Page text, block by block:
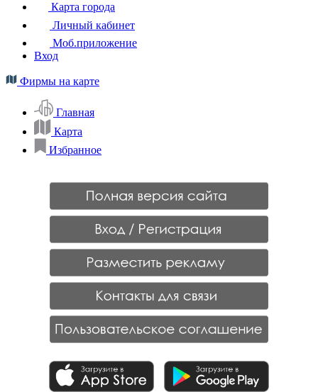
Карта города
Личный кабинет
Моб.приложение
Вход
Фирмы на карте
Главная
Карта
Избранное